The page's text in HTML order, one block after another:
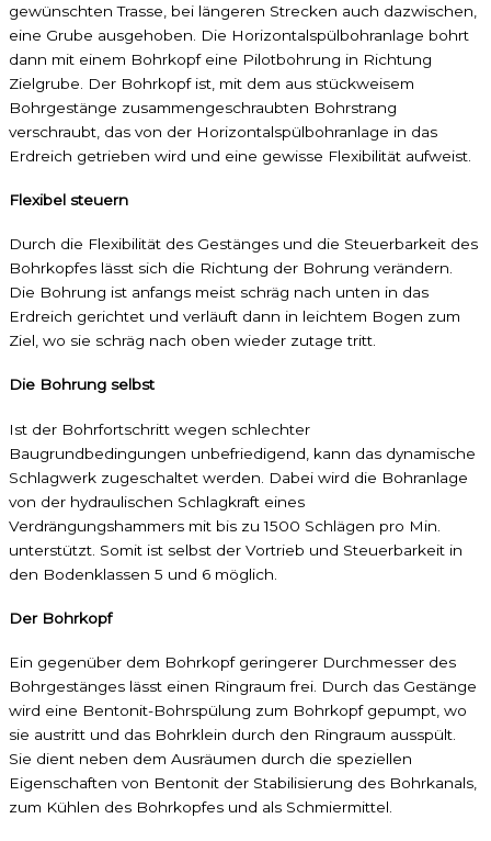
gewünschten Trasse, bei längeren Strecken auch dazwischen,
eine Grube ausgehoben. Die Horizontalspülbohranlage bohrt
dann mit einem Bohrkopf eine Pilotbohrung in Richtung
Zielgrube. Der Bohrkopf ist, mit dem aus stückweisem
Bohrgestänge zusammengeschraubten Bohrstrang
verschraubt, das von der Horizontalspülbohranlage in das
Erdreich getrieben wird und eine gewisse Flexibilität aufweist.
Flexibel steuern
Durch die Flexibilität des Gestänges und die Steuerbarkeit des
Bohrkopfes lässt sich die Richtung der Bohrung verändern.
Die Bohrung ist anfangs meist schräg nach unten in das
Erdreich gerichtet und verläuft dann in leichtem Bogen zum
Ziel, wo sie schräg nach oben wieder zutage tritt.
Die Bohrung selbst
Ist der Bohrfortschritt wegen schlechter
Baugrundbedingungen unbefriedigend, kann das dynamische
Schlagwerk zugeschaltet werden. Dabei wird die Bohranlage
von der hydraulischen Schlagkraft eines
Verdrängungshammers mit bis zu 1500 Schlägen pro Min.
unterstützt. Somit ist selbst der Vortrieb und Steuerbarkeit in
den Bodenklassen 5 und 6 möglich.
Der Bohrkopf
Ein gegenüber dem Bohrkopf geringerer Durchmesser des
Bohrgestänges lässt einen Ringraum frei. Durch das Gestänge
wird eine Bentonit-Bohrspülung zum Bohrkopf gepumpt, wo
sie austritt und das Bohrklein durch den Ringraum ausspült.
Sie dient neben dem Ausräumen durch die speziellen
Eigenschaften von Bentonit der Stabilisierung des Bohrkanals,
zum Kühlen des Bohrkopfes und als Schmiermittel.